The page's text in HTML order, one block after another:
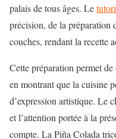
palais de tous âges. Le
précision, de la préparation
couches, rendant la recette
Cette préparation permet
en montrant que la cuisine
d’expression artistique. Le
et l’attention portée à la
compte. La Piña Colada